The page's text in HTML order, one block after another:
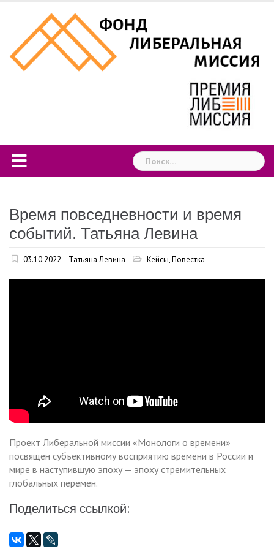
content
Найти:
Время повседневности и время
событий. Татьяна Левина
03.10.2022 Татьяна Левина Кейсы,Повестка
Проект Либеральной миссии «Монологи о времени»
посвящен субъективному восприятию времени в России и
мире в наступившую эпоху — эпоху стремительных
глобальных перемен.
Поделиться ссылкой: